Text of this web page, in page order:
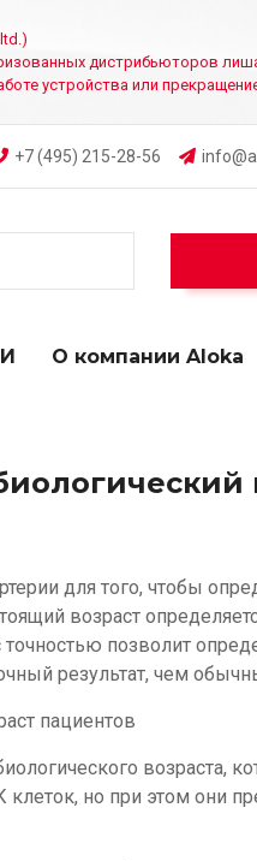
дистрибьюторов
устройства или
+7 (495) 215-28-56
О компании Aloka
для того, чтобы
возраст
позволит
результат, чем
возраста,
но при этом они